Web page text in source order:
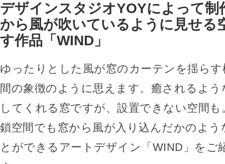
デザインスタジオYOYによって制
から風が吹いているように見せる
す作品「WIND」
ゆったりとした風が窓のカーテンを揺ら
間の象徴のように思えます。癒されるよ
してくれる窓ですが、設置できない空間
鎖空間でも窓から風が入り込んだかのよ
とができるアートデザイン「WIND」をご